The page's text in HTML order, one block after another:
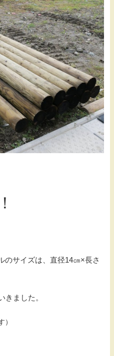
のサイズは、直径14㎝×長さ
きました。
）